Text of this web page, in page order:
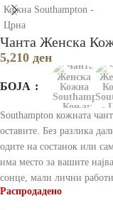
Чанта Женска
5,210 ден
БОЈА
Southampton кожната
оставите. Без разлика
одите на состанок или
има место за вашите
сонце, мали лични
Распродадено